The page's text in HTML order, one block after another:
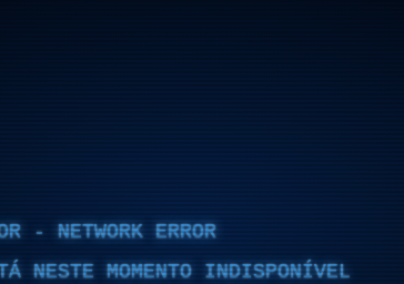
- NETWORK ERROR
NESTE MOMENTO INDISPONÍVEL